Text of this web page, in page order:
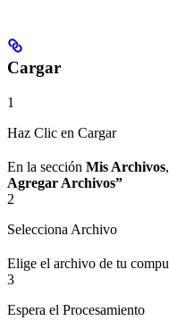
Cargar
1
Haz Clic en Cargar
En la sección Mis Archivos
Agregar Archivos”
2
Selecciona Archivo
Elige el archivo de tu
3
Espera el Procesamiento